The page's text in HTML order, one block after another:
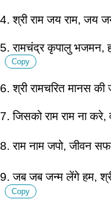
4. श्री राम जय राम, जय
5. रामचंद्र कृपालु
Copy
6. श्री रामचरित मानस
7. जिसको राम राम ना
8. राम नाम जपो, जीवन
9. जब जब जन्म लेंगे हम,
Copy